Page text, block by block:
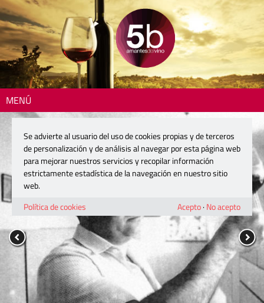
MENÚ
Se advierte al usuario del uso de cookies propias y de terceros
de personalización y de análisis al navegar por esta página web
para mejorar nuestros servicios y recopilar información
estrictamente estadística de la navegación en nuestro sitio
web.
Política de cookies
Acepto· No acepto